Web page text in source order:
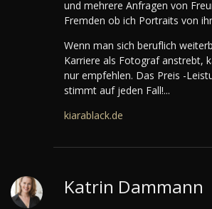
und mehrere Anfragen von
Fremden ob ich Portraits von
Wenn man sich beruflich
Karriere als Fotograf anstrebt,
nur empfehlen. Das Preis -
stimmt auf jeden Fall!...
kiarablack.de
Katrin Dammann